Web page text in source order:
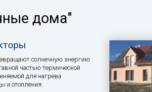
дома"
солнечную энергию
частью термической
для нагрева
и отопления.